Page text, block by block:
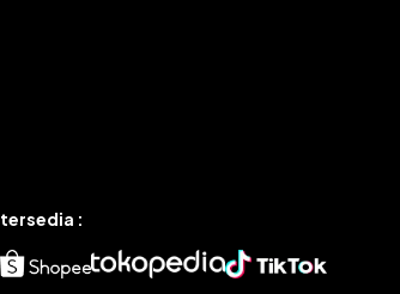
tersedia :